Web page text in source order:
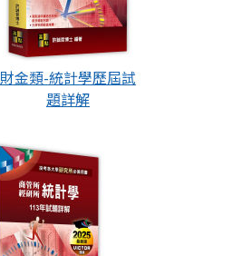
財金類-統計學歷屆試
題詳解